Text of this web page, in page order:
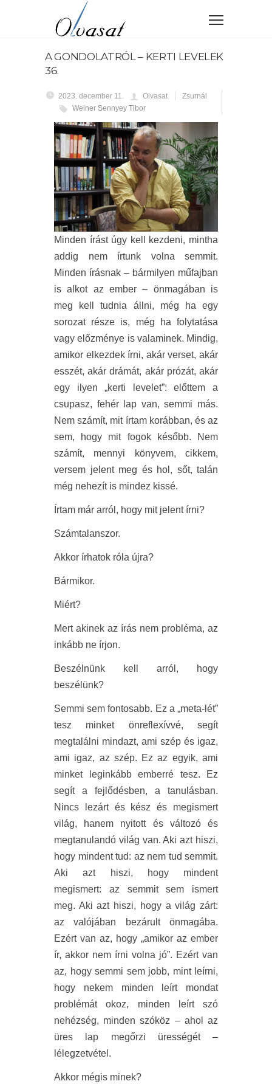
A GONDOLATRÓL – KERTI LEVELEK
36.
2023. december 11. Olvasat
Zsurnál
Weiner Sennyey Tibor
Minden írást úgy kell kezdeni, mintha
addig nem írtunk volna semmit.
Minden írásnak – bármilyen műfajban
is alkot az ember – önmagában is
meg kell tudnia állni, még ha egy
sorozat része is, még ha folytatása
vagy előzménye is valaminek. Mindig,
amikor elkezdek írni, akár verset, akár
esszét, akár drámát, akár prózát, akár
egy ilyen „kerti levelet”: előttem a
csupasz, fehér lap van, semmi más.
Nem számít, mit írtam korábban, és az
sem, hogy mit fogok később. Nem
számít, mennyi könyvem, cikkem,
versem jelent meg és hol, sőt, talán
még nehezít is mindez kissé.
Írtam már arról, hogy mit jelent írni?
Számtalanszor.
Akkor írhatok róla újra?
Bármikor.
Miért?
Mert akinek az írás nem probléma, az
inkább ne írjon.
Beszélnünk kell arról, hogy
beszélünk?
Semmi sem fontosabb. Ez a „meta-lét”
tesz minket önreflexívvé, segít
megtalálni mindazt, ami szép és igaz,
ami igaz, az szép. Ez az egyik, ami
minket leginkább emberré tesz. Ez
segít a fejlődésben, a tanulásban.
Nincs lezárt és kész és megismert
világ, hanem nyitott és változó és
megtanulandó világ van. Aki azt hiszi,
hogy mindent tud: az nem tud semmit.
Aki azt hiszi, hogy mindent
megismert: az semmit sem ismert
meg. Aki azt hiszi, hogy a világ zárt:
az valójában bezárult önmagába.
Ezért van az, hogy „amikor az ember
ír, akkor nem írni volna jó”. Ezért van
az, hogy semmi sem jobb, mint leírni,
hogy nekem minden leírt mondat
problémát okoz, minden leírt szó
nehézség, minden szóköz – ahol az
üres lap megőrzi ürességét –
lélegzetvétel.
Akkor mégis minek?